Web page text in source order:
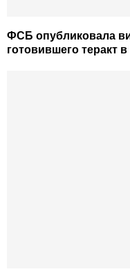
ФСБ опубликовала
готовившего теракт